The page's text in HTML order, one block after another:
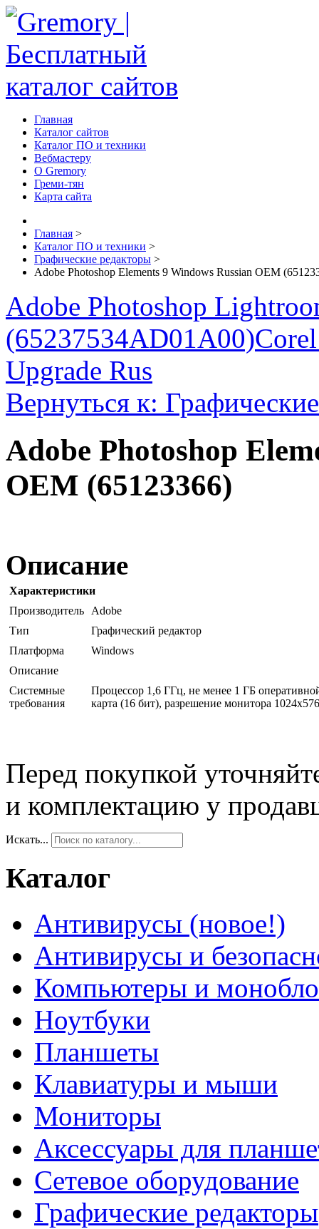
Главная
Каталог сайтов
Каталог ПО и техники
Вебмастеру
О Gremory
Греми-тян
Карта сайта
Главная >
Каталог ПО и техники >
Графические редакторы >
Adobe Photoshop Elements 9 Windows Russian OEM
Adobe Photoshop
(65237534AD01A00)
Upgrade Rus
Вернуться к:
Adobe Photoshop
OEM (65123366)
Описание
Характеристики
Производитель
Adobe
Тип
Графический редактор
Платформа
Windows
Описание
Системные
требования
Процессор 1,6 ГГц, не менее 1 ГБ
карта (16 бит), разрешение монитора
Перед покупкой
и комплектацию у
Искать...
Каталог
Антивирусы (новое!)
Антивирусы и
Компьютеры и
Ноутбуки
Планшеты
Клавиатуры и мыши
Мониторы
Аксессуары для
Сетевое оборудование
Графические редакторы